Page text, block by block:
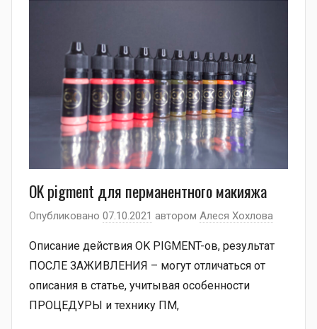
OK pigment для перманентного макияжа
Опубликовано 07.10.2021 автором Алеся Хохлова
Описание действия OK PIGMENT-ов, результат
ПОСЛЕ ЗАЖИВЛЕНИЯ – могут отличаться от
описания в статье, учитывая особенности
ПРОЦЕДУРЫ и технику ПМ,